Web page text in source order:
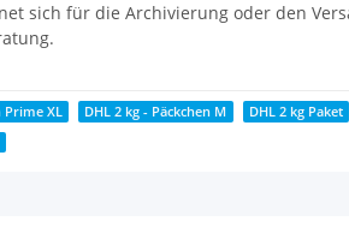
sich für die Archivierung oder den
Prime XL DHL 2 kg - Päckchen M DHL 2 kg Paket